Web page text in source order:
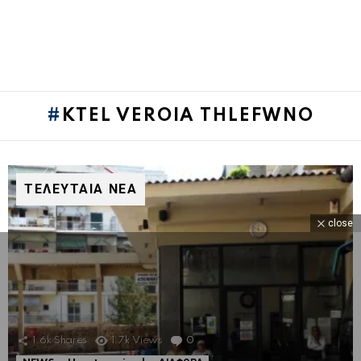
KTEL VEROIA THLEFWNO
ΤΕΛΕΥΤΑΙΑ ΝΕΑ
1.6k Shares 1.7k Views 0 Comments
close